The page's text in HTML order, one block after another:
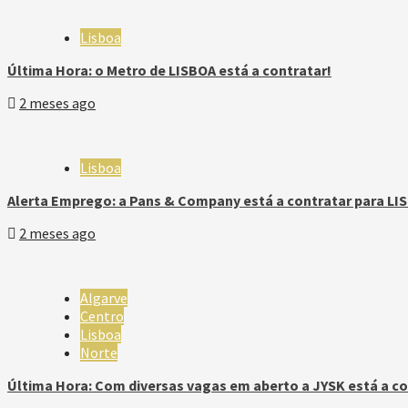
Lisboa
Última Hora: o Metro de LISBOA está a contratar!
2 meses ago
Lisboa
Alerta Emprego: a Pans & Company está a contratar para
2 meses ago
Algarve
Centro
Lisboa
Norte
Última Hora: Com diversas vagas em aberto a JYSK está a